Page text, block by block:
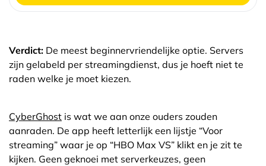
Verdict: De meest beginnervriendelijke optie. Servers
zijn gelabeld per streamingdienst, dus je hoeft niet te
raden welke je moet kiezen.
CyberGhost is wat we aan onze ouders zouden
aanraden. De app heeft letterlijk een lijstje “Voor
streaming” waar je op “HBO Max VS” klikt en je zit te
kijken. Geen geknoei met serverkeuzes, geen